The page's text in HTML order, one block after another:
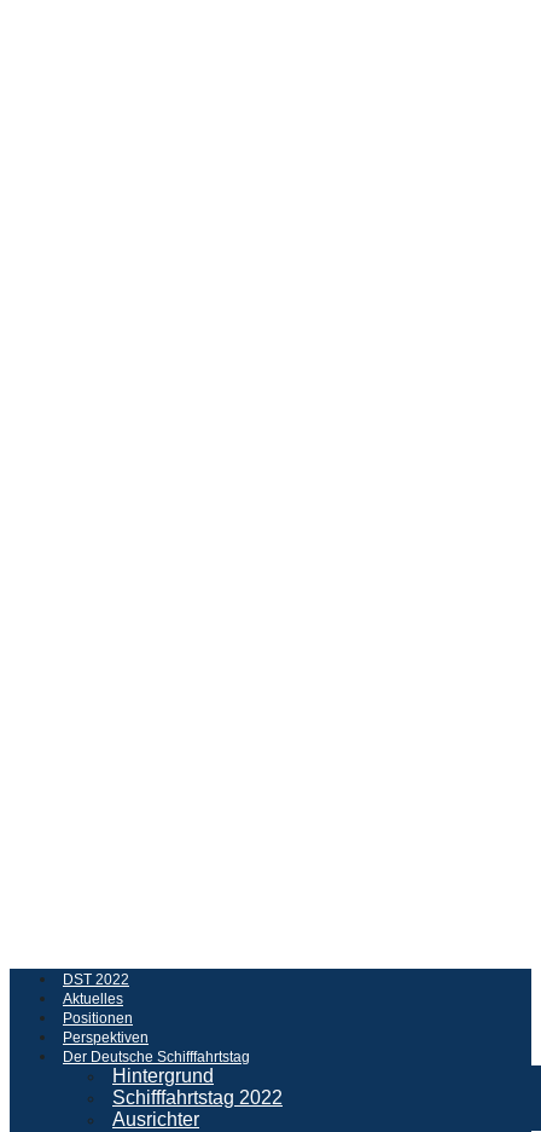
DST 2022
Aktuelles
Positionen
Perspektiven
Der Deutsche Schifffahrtstag
Hintergrund
Schifffahrtstag 2022
Ausrichter